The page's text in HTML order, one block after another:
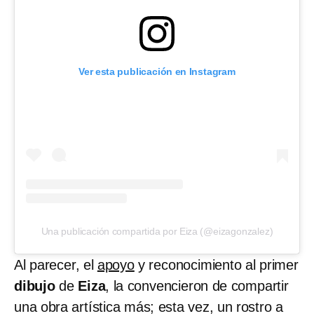
Ver esta publicación en Instagram
Una publicación compartida por Eiza (@eizagonzalez)
Al parecer, el apoyoy reconocimiento al primer
dibujode Eiza, la convencieron de compartir
una obra artística más; esta vez, un rostro a